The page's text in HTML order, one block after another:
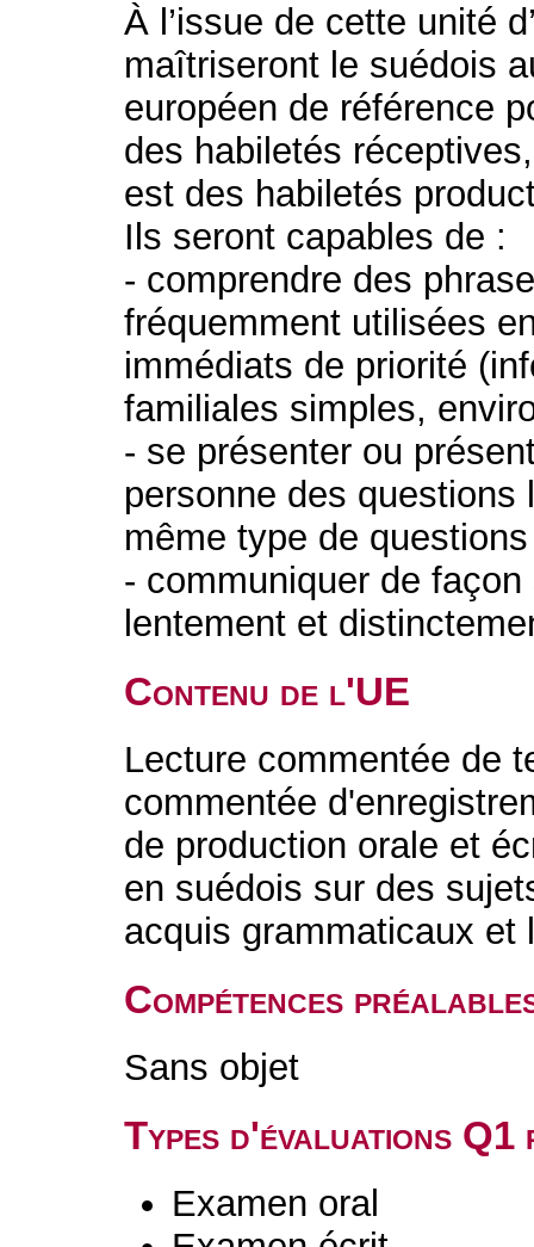
À l’issue de cette unité
maîtriseront le suédois
européen de référence
des habiletés
est des habiletés
Ils seront capables de :
- comprendre des
fréquemment utilisées
immédiats de priorité
familiales simples,
- se présenter ou
personne des
même type de
- communiquer de
lentement et
Contenu de l'UE
Lecture commentée de
commentée
de production orale et
en suédois sur des
acquis grammaticaux et
Compétences
Sans objet
Types d'évaluations
Examen oral